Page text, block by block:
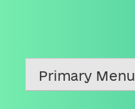
Primary Menu